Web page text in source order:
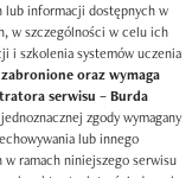
lub informacji dostępnych w
w szczególności w celu ich
i szkolenia systemów uczenia
oraz wymaga
serwisu – Burda
zgody wymagany
lub innego
ramach niniejszego serwisu